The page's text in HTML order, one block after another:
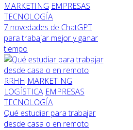
MARKETING EMPRESAS
TECNOLOGÍA
7 novedades de ChatGPT
para trabajar mejor y ganar
tiempo
RRHH MARKETING
LOGÍSTICA EMPRESAS
TECNOLOGÍA
Qué estudiar para trabajar
desde casa o en remoto